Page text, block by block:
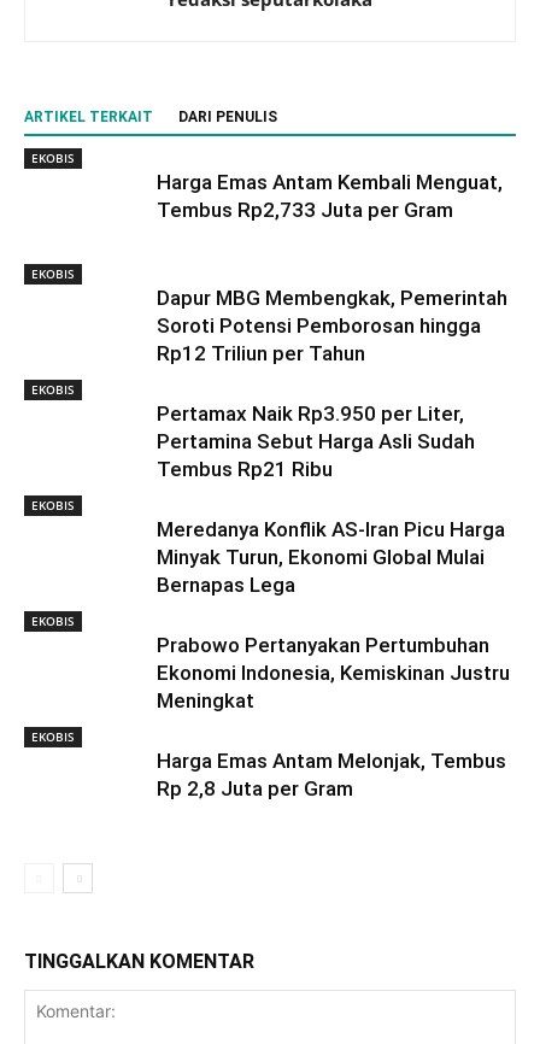
ARTIKEL TERKAIT DARI PENULIS
EKOBIS
Harga Emas Antam Kembali Menguat,
Tembus Rp2,733 Juta per Gram
EKOBIS
Dapur MBG Membengkak, Pemerintah
Soroti Potensi Pemborosan hingga
Rp12 Triliun per Tahun
EKOBIS
Pertamax Naik Rp3.950 per Liter,
Pertamina Sebut Harga Asli Sudah
Tembus Rp21 Ribu
EKOBIS
Meredanya Konflik AS-Iran Picu Harga
Minyak Turun, Ekonomi Global Mulai
Bernapas Lega
EKOBIS
Prabowo Pertanyakan Pertumbuhan
Ekonomi Indonesia, Kemiskinan Justru
Meningkat
EKOBIS
Harga Emas Antam Melonjak, Tembus
Rp 2,8 Juta per Gram
TINGGALKAN KOMENTAR